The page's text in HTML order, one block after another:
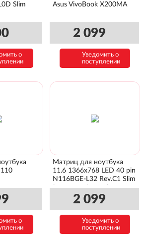
Slim
о
Asus VivoBook X200MA
2 099
Уведомить о
поступлении
о
Матриц для ноутбука
11.6 1366x768 LED 40 pin
N116BGE-L32 Rev.C1 Slim
(уши лево/право)
2 099
Уведомить о
поступлении